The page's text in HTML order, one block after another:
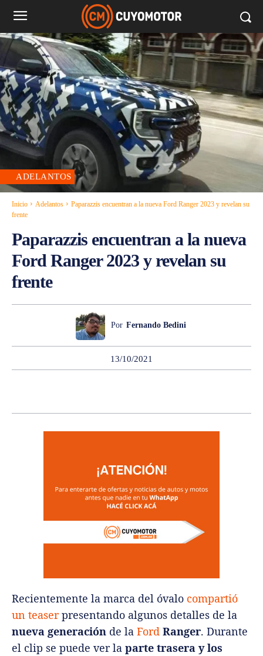
ADELANTOS
Inicio Adelantos
Paparazzis encuentran a la nueva Ford Ranger 2023 y revelan su
frente
Paparazzis encuentran a la nueva
Ford Ranger 2023 y revelan su
frente
Por Fernando Bedini
13/10/2021
Recientemente la marca del óvalo compartió
un teaserpresentando algunos detalles de la
nueva generación de la Ford Ranger. Durante
el clip se puede ver la parte trasera y los